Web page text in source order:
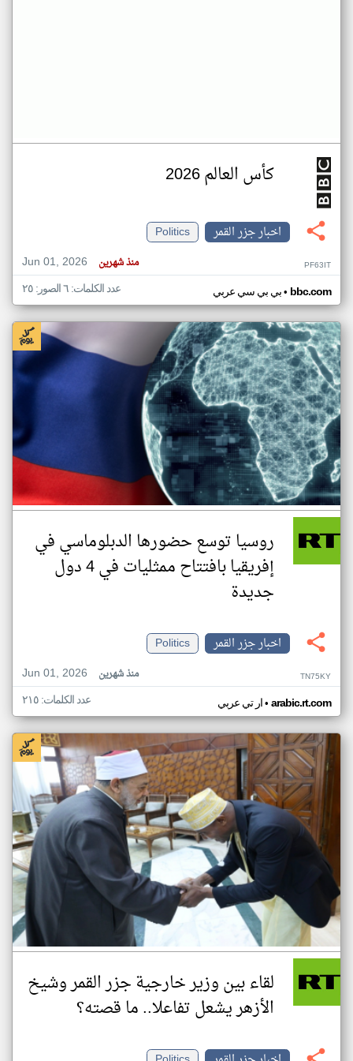
كأس العالم 2026
اخبار جزر القمر
Politics
Jun 01, 2026
منذ شهرين PF63IT
بي بي سي عربي• bbc.com عدد الكلمات: ٦ الصور: ٢٥
روسيا توسع حضورها الدبلوماسي في
إفريقيا بافتتاح ممثليات في 4 دول
جديدة
اخبار جزر القمر
Politics
Jun 01, 2026
منذ شهرين TN75KY
ار تي عربي• arabic.rt.com عدد الكلمات: ٢١٥
لقاء بين وزير خارجية جزر القمر وشيخ
الأزهر يشعل تفاعلا.. ما قصته؟